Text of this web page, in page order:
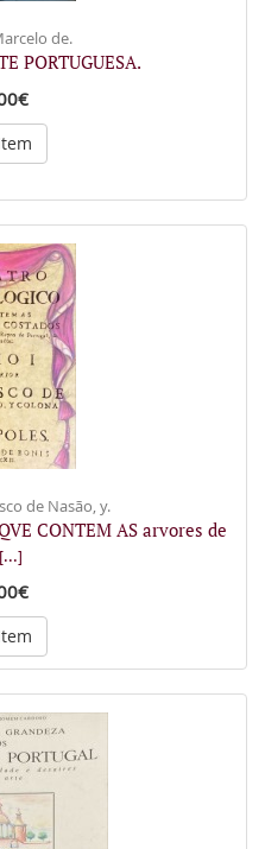
de.
PORTUGUESA.
de Nasão, y.
CONTEM AS arvores de
[...]